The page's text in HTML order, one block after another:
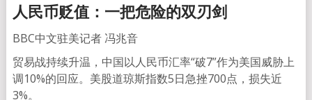
人民币贬值：一把危险的双刃剑
BBC中文驻美记者 冯兆音
贸易战持续升温，中国以人民币汇率“破7”作为美国威胁上
调10%的回应。美股道琼斯指数5日急挫700点，损失近
3%。